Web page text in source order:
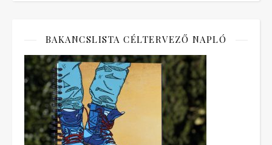
BAKANCSLISTA CÉLTERVEZŐ NAPLÓ